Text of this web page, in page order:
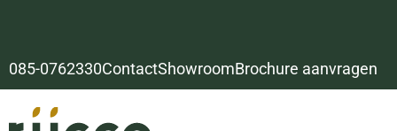
085-0762330ContactShowroomBrochure aanvragen